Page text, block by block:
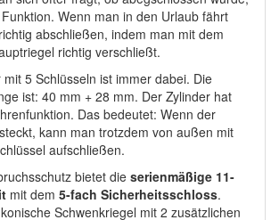
Wenn man in den Urlaub fährt
abschließen, indem man mit dem
richtig verschließt.
mit 5 Schlüsseln ist immer dabei. Die
ist: 40 mm + 28 mm. Der Zylinder hat
Das bedeutet: Wenn der
kann man trotzdem von außen mit
aufschließen.
bietet die serienmäßige 11-
mit dem 5-fach Sicherheitsschloss.
Schwenkriegel mit 2 zusätzlichen